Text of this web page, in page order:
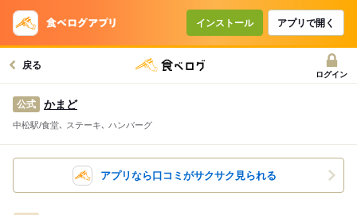
インストール アプリで開く
戻る
ログイン
公式 かまど
中松駅/食堂､ ステーキ､ ハンバーグ
アプリなら口コミがサクサク見られる